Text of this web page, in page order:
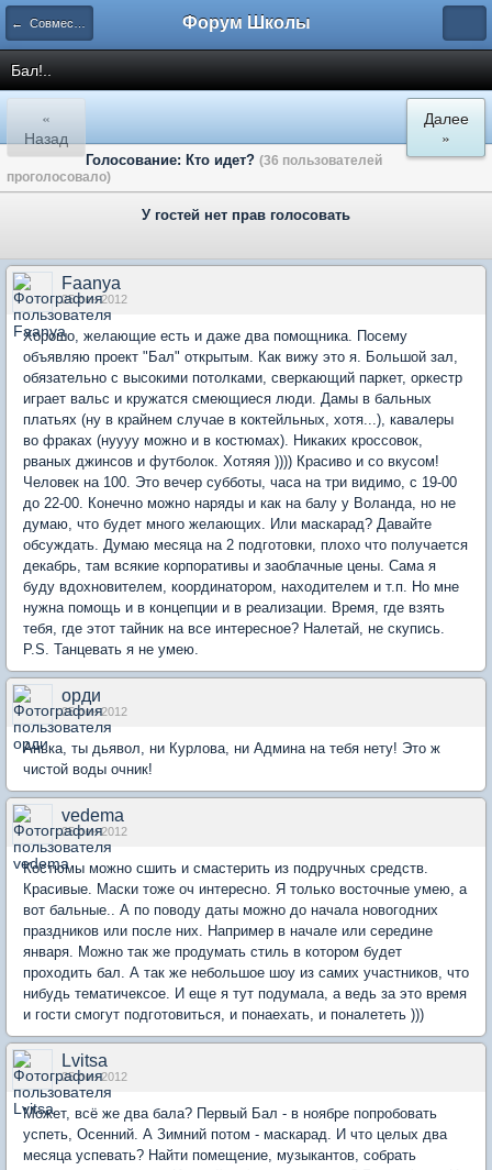
← Совместные проекты Форум Школы
Бал!..
«
Назад
Далее
»
Голосование: Кто идет? (36 пользователей
проголосовало)
У гостей нет прав голосовать
Faanya
25 сен 2012
Хорошо, желающие есть и даже два помощника. Посему
объявляю проект "Бал" открытым. Как вижу это я. Большой зал,
обязательно с высокими потолками, сверкающий паркет, оркестр
играет вальс и кружатся смеющиеся люди. Дамы в бальных
платьях (ну в крайнем случае в коктейльных, хотя...), кавалеры
во фраках (нуууу можно и в костюмах). Никаких кроссовок,
рваных джинсов и футболок. Хотяяя )))) Красиво и со вкусом!
Человек на 100. Это вечер субботы, часа на три видимо, с 19-00
до 22-00. Конечно можно наряды и как на балу у Воланда, но не
думаю, что будет много желающих. Или маскарад? Давайте
обсуждать. Думаю месяца на 2 подготовки, плохо что получается
декабрь, там всякие корпоративы и заоблачные цены. Сама я
буду вдохновителем, координатором, находителем и т.п. Но мне
нужна помощь и в концепции и в реализации. Время, где взять
тебя, где этот тайник на все интересное? Налетай, не скупись.
P.S. Танцевать я не умею.
орди
25 сен 2012
Анька, ты дьявол, ни Курлова, ни Админа на тебя нету! Это ж
чистой воды очник!
vedema
25 сен 2012
Костюмы можно сшить и смастерить из подручных средств.
Красивые. Маски тоже оч интересно. Я только восточные умею, а
вот бальные.. А по поводу даты можно до начала новогодних
праздников или после них. Например в начале или середине
января. Можно так же продумать стиль в котором будет
проходить бал. А так же небольшое шоу из самих участников, что
нибудь тематичексое. И еще я тут подумала, а ведь за это время
и гости смогут подготовиться, и понаехать, и поналететь )))
Lvitsa
25 сен 2012
Может, всё же два бала? Первый Бал - в ноябре попробовать
успеть, Осенний. А Зимний потом - маскарад. И что целых два
месяца успевать? Найти помещение, музыкантов, собрать